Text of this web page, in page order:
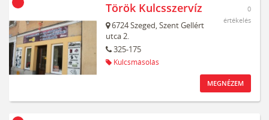
Török Kulcsszervíz
6724Szeged,Szent Gellért
utca 2.
325-175
Kulcsmásolás
0
értékelés
MEGNÉZEM